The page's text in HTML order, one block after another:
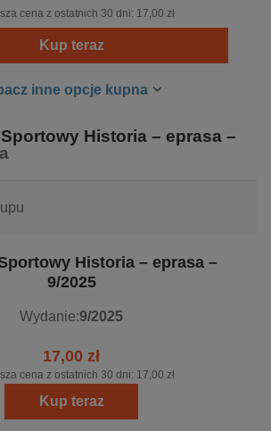
cena z ostatnich 30 dni: 17,00 zł
Kup teraz
inne opcje kupna
Historia – eprasa –
Historia – eprasa –
9/2025
Wydanie:9/2025
17,00 zł
cena z ostatnich 30 dni: 17,00 zł
Kup teraz